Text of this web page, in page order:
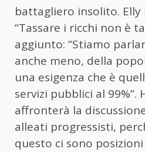
battagliero insolito.
“Tassare i ricchi non è
aggiunto: “Stiamo
anche meno, della
una esigenza che è
servizi pubblici al 99%”.
affronterà la
alleati progressisti,
questo ci sono posizioni